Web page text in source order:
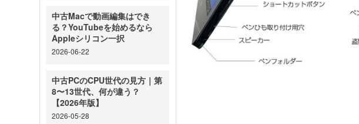
中古Macで動画編集はでき
る？YouTubeを始めるなら
Appleシリコン一択
2026-06-22
中古PCのCPU世代の見方｜第
8〜13世代、何が違う？
【2026年版】
2026-05-28